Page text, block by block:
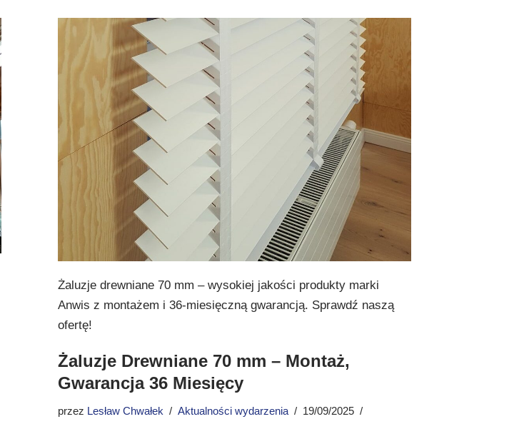
Żaluzje drewniane 70 mm – wysokiej jakości produkty marki
Anwis z montażem i 36-miesięczną gwarancją. Sprawdź naszą
ofertę!
Żaluzje Drewniane 70 mm – Montaż,
Gwarancja 36 Miesięcy
przez Lesław Chwałek Aktualności wydarzenia
19/09/2025